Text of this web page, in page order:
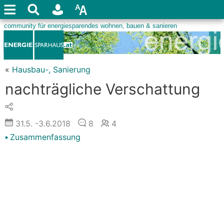
« Hausbau-, Sanierung
nachträgliche Verschattung
31.5. -3.6.2018 8
4
Zusammenfassung